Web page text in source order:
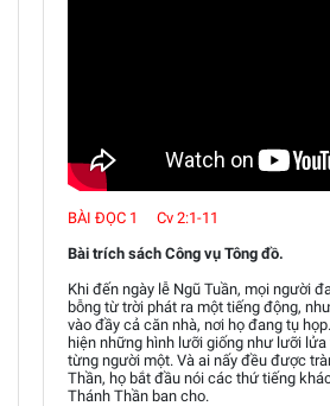
BÀI ĐỌC 1 Cv 2:1-11
Bài trích sách Công vụ Tông đồ.
Khi đến ngày lễ Ngũ Tuần, mọi người
bỗng từ trời phát ra một tiếng động,
vào đầy cả căn nhà, nơi họ đang tụ
hiện những hình lưỡi giống như lưỡi
từng người một. Và ai nấy đều được
Thần, họ bắt đầu nói các thứ tiếng
Thánh Thần ban cho.